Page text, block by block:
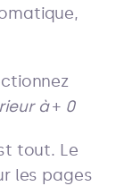
à+ 0
tout. Le
les pages